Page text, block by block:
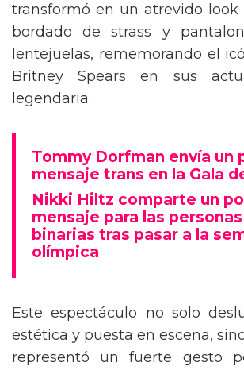
transformó en un atrevido look
bordado de strass y
lentejuelas, rememorando el
Britney Spears en sus
legendaria.
Tommy Dorfman envía un
mensaje trans en la Gala
Nikki Hiltz comparte un
mensaje para las
binarias tras pasar a la
olímpica
Este espectáculo no solo
estética y puesta en escena,
representó un fuerte gesto